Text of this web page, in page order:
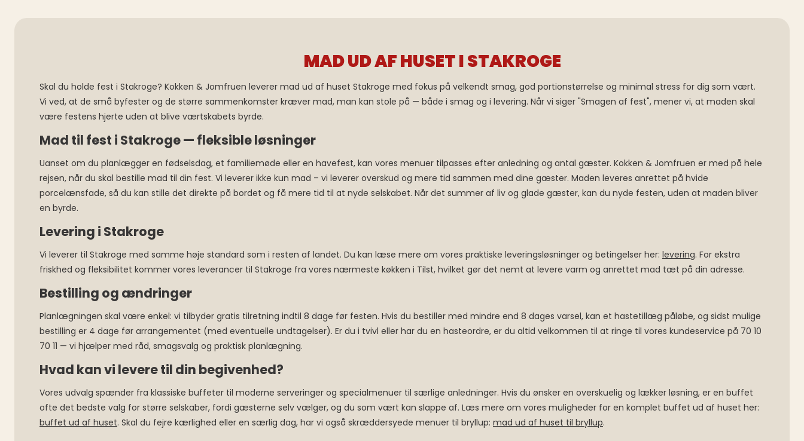
MAD UD AF HUSET I STAKROGE
Skal du holde fest i Stakroge? Kokken & Jomfruen leverer mad ud af huset Stakroge med fokus på velkendt smag, god portionstørrelse og minimal stress for dig som vært.
Vi ved, at de små byfester og de større sammenkomster kræver mad, man kan stole på — både i smag og i levering. Når vi siger "Smagen af fest", mener vi, at maden skal
være festens hjerte uden at blive værtskabets byrde.
Mad til fest i Stakroge — fleksible løsninger
Uanset om du planlægger en fødselsdag, et familiemøde eller en havefest, kan vores menuer tilpasses efter anledning og antal gæster. Kokken & Jomfruen er med på hele
rejsen, når du skal bestille mad til din fest. Vi leverer ikke kun mad – vi leverer overskud og mere tid sammen med dine gæster. Maden leveres anrettet på hvide
porcelænsfade, så du kan stille det direkte på bordet og få mere tid til at nyde selskabet. Når det summer af liv og glade gæster, kan du nyde festen, uden at maden bliver
en byrde.
Levering i Stakroge
Vi leverer til Stakroge med samme høje standard som i resten af landet. Du kan læse mere om vores praktiske leveringsløsninger og betingelser her: levering. For ekstra
friskhed og fleksibilitet kommer vores leverancer til Stakroge fra vores nærmeste køkken i Tilst, hvilket gør det nemt at levere varm og anrettet mad tæt på din adresse.
Bestilling og ændringer
Planlægningen skal være enkel: vi tilbyder gratis tilretning indtil 8 dage før festen. Hvis du bestiller med mindre end 8 dages varsel, kan et hastetillæg påløbe, og sidst mulige
bestilling er 4 dage før arrangementet (med eventuelle undtagelser). Er du i tvivl eller har du en hasteordre, er du altid velkommen til at ringe til vores kundeservice på 70 10
70 11 — vi hjælper med råd, smagsvalg og praktisk planlægning.
Hvad kan vi levere til din begivenhed?
Vores udvalg spænder fra klassiske buffeter til moderne serveringer og specialmenuer til særlige anledninger. Hvis du ønsker en overskuelig og lækker løsning, er en buffet
ofte det bedste valg for større selskaber, fordi gæsterne selv vælger, og du som vært kan slappe af. Læs mere om vores muligheder for en komplet buffet ud af huset her:
buffet ud af huset. Skal du fejre kærlighed eller en særlig dag, har vi også skræddersyede menuer til bryllup: mad ud af huset til bryllup.